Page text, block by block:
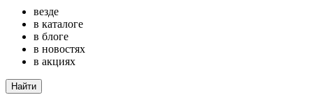
везде
в каталоге
в блоге
в новостях
в акциях
Найти